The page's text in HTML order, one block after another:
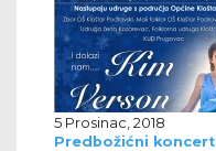
5 Prosinac, 2018
Predbožićni koncert